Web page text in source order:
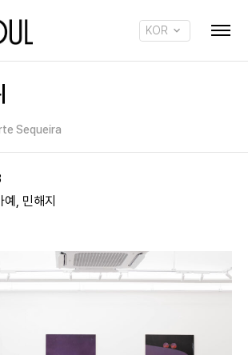
KOR
Sequeira
예, 민해지